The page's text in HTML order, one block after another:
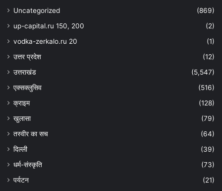
Uncategorized
(869)
up-capital.ru 150, 200
(2)
vodka-zerkalo.ru 20
(1)
उत्तर प्रदेश
(12)
उत्तराखंड
(5,547)
एक्सक्लुसिव
(516)
क्राइम
(128)
खुलासा
(79)
तस्वीर का सच
(64)
दिल्ली
(39)
धर्म-संस्कृति
(73)
पर्यटन
(21)